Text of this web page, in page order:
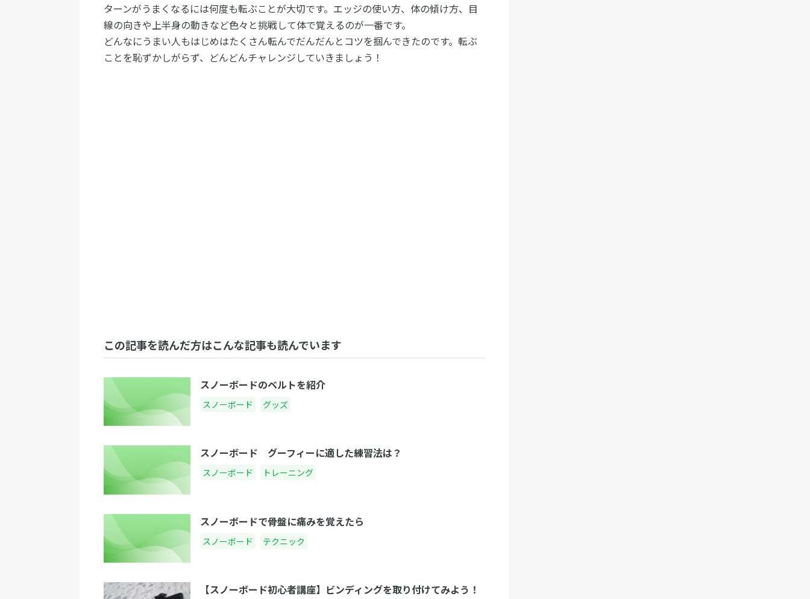
ターンがうまくなるには何度も転ぶことが大切です。エッジの使い方、体の傾け方、目
線の向きや上半身の動きなど色々と挑戦して体で覚えるのが一番です。
どんなにうまい人もはじめはたくさん転んでだんだんとコツを掴んできたのです。転ぶ
ことを恥ずかしがらず、どんどんチャレンジしていきましょう！
この記事を読んだ方はこんな記事も読んでいます
スノーボードのベルトを紹介
スノーボード グッズ
スノーボード グーフィーに適した練習法は？
スノーボード トレーニング
スノーボードで骨盤に痛みを覚えたら
スノーボード テクニック
【スノーボード初心者講座】ビンディングを取り付けてみよう！